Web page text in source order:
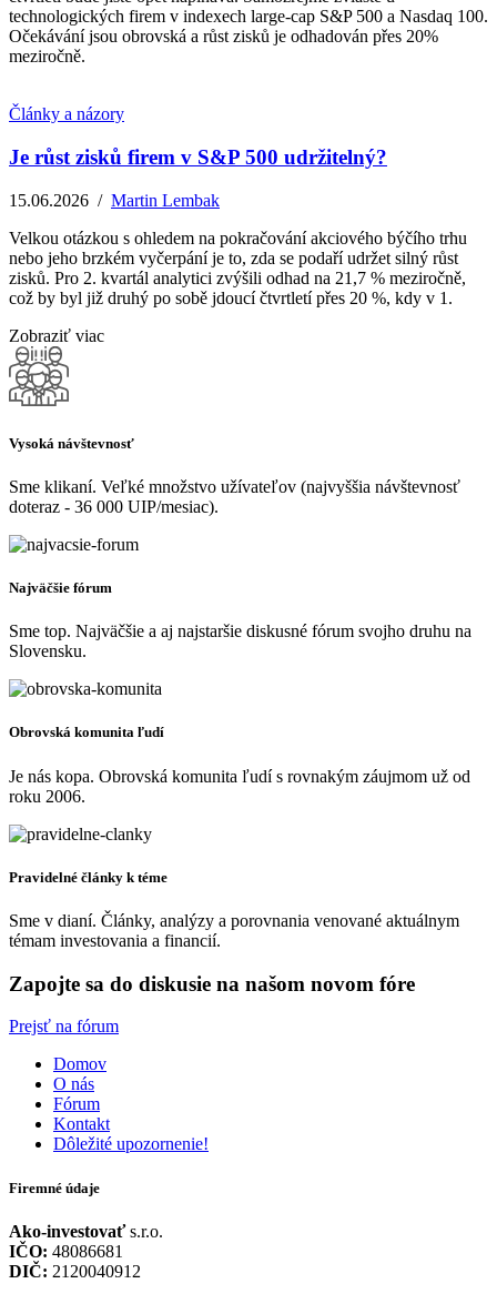
technologických firem v indexech large-cap S&P 500 a Nasdaq 100.
Očekávání jsou obrovská a růst zisků je odhadován přes 20%
meziročně.
Články a názory
Je růst zisků firem v S&P 500 udržitelný?
15.06.2026 / Martin Lembak
Velkou otázkou s ohledem na pokračování akciového býčího trhu
nebo jeho brzkém vyčerpání je to, zda se podaří udržet silný růst
zisků. Pro 2. kvartál analytici zvýšili odhad na 21,7 % meziročně,
což by byl již druhý po sobě jdoucí čtvrtletí přes 20 %, kdy v 1.
Zobraziť viac
Vysoká návštevnosť
Sme klikaní. Veľké množstvo užívateľov (najvyššia návštevnosť
doteraz - 36 000 UIP/mesiac).
Najväčšie fórum
Sme top. Najväčšie a aj najstaršie diskusné fórum svojho druhu na
Slovensku.
Obrovská komunita ľudí
Je nás kopa. Obrovská komunita ľudí s rovnakým záujmom už od
roku 2006.
Pravidelné články k téme
Sme v dianí. Články, analýzy a porovnania venované aktuálnym
témam investovania a financií.
Zapojte sa do diskusie na našom novom fóre
Prejsť na fórum
Domov
O nás
Fórum
Kontakt
Dôležité upozornenie!
Firemné údaje
Ako-investovaťs.r.o.
IČO: 48086681
DIČ: 2120040912